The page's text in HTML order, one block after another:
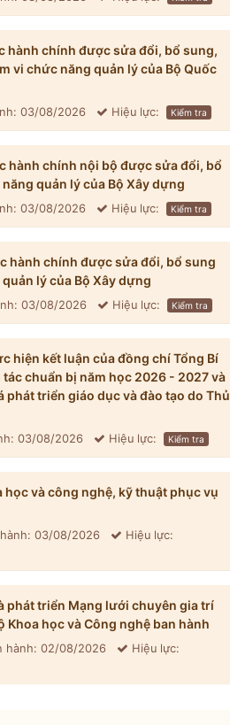
hành chính được sửa đổi, bổ sung,
vi chức năng quản lý của Bộ Quốc
03/08/2026 Hiệu lực: Kiểm tra
hành chính nội bộ được sửa đổi, bổ
quản lý của Bộ Xây dựng
03/08/2026 Hiệu lực: Kiểm tra
hành chính được sửa đổi, bổ sung
lý của Bộ Xây dựng
03/08/2026 Hiệu lực: Kiểm tra
hiện kết luận của đồng chí Tổng Bí
chuẩn bị năm học 2026 - 2027 và
triển giáo dục và đào tạo do Thủ
03/08/2026 Hiệu lực: Kiểm tra
và công nghệ, kỹ thuật phục vụ
hành: 03/08/2026 Hiệu lực:
phát triển Mạng lưới chuyên gia trí
Khoa học và Công nghệ ban hành
hành: 02/08/2026 Hiệu lực: